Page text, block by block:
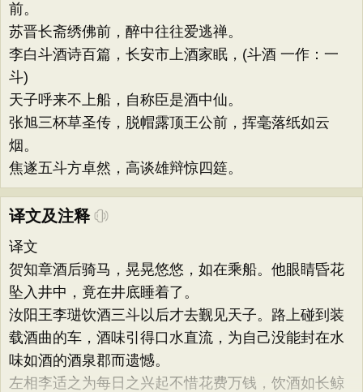
前。
苏晋长斋绣佛前，醉中往往爱逃禅。
李白斗酒诗百篇，长安市上酒家眠，(斗酒 一作：一
斗)
天子呼来不上船，自称臣是酒中仙。
张旭三杯草圣传，脱帽露顶王公前，挥毫落纸如云
烟。
焦遂五斗方卓然，高谈雄辩惊四筵。
译文及注释
译文
贺知章酒后骑马，晃晃悠悠，如在乘船。他眼睛昏花
坠入井中，竟在井底睡着了。
汝阳王李琎饮酒三斗以后才去觐见天子。路上碰到装
载酒曲的车，酒味引得口水直流，为自己没能封在水
味如酒的酒泉郡而遗憾。
左相李适之为每日之兴起不惜花费万钱，饮酒如长鲸